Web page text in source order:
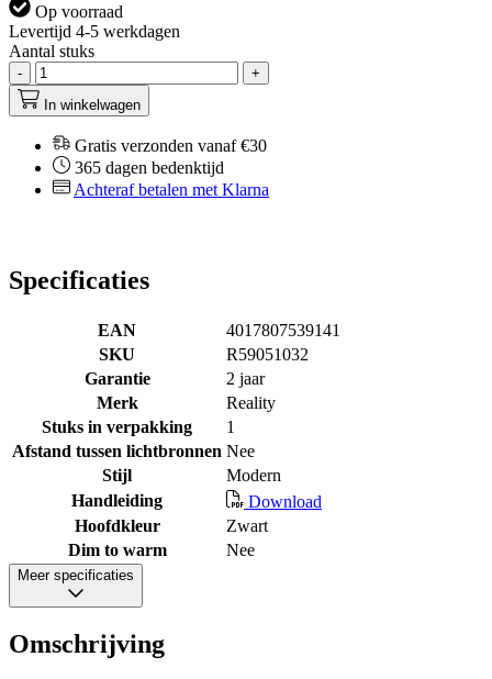
Op voorraad
Levertijd 4-5 werkdagen
Aantal stuks
-
+
In winkelwagen
Gratis verzonden vanaf €30
365 dagen bedenktijd
Achteraf betalen met Klarna
Specificaties
EAN
4017807539141
SKU
R59051032
Garantie
2 jaar
Merk
Reality
Stuks in verpakking
1
Afstand tussen lichtbronnen Nee
Stijl
Modern
Handleiding
Download
Hoofdkleur
Zwart
Dim to warm
Nee
Meer specificaties
Omschrijving